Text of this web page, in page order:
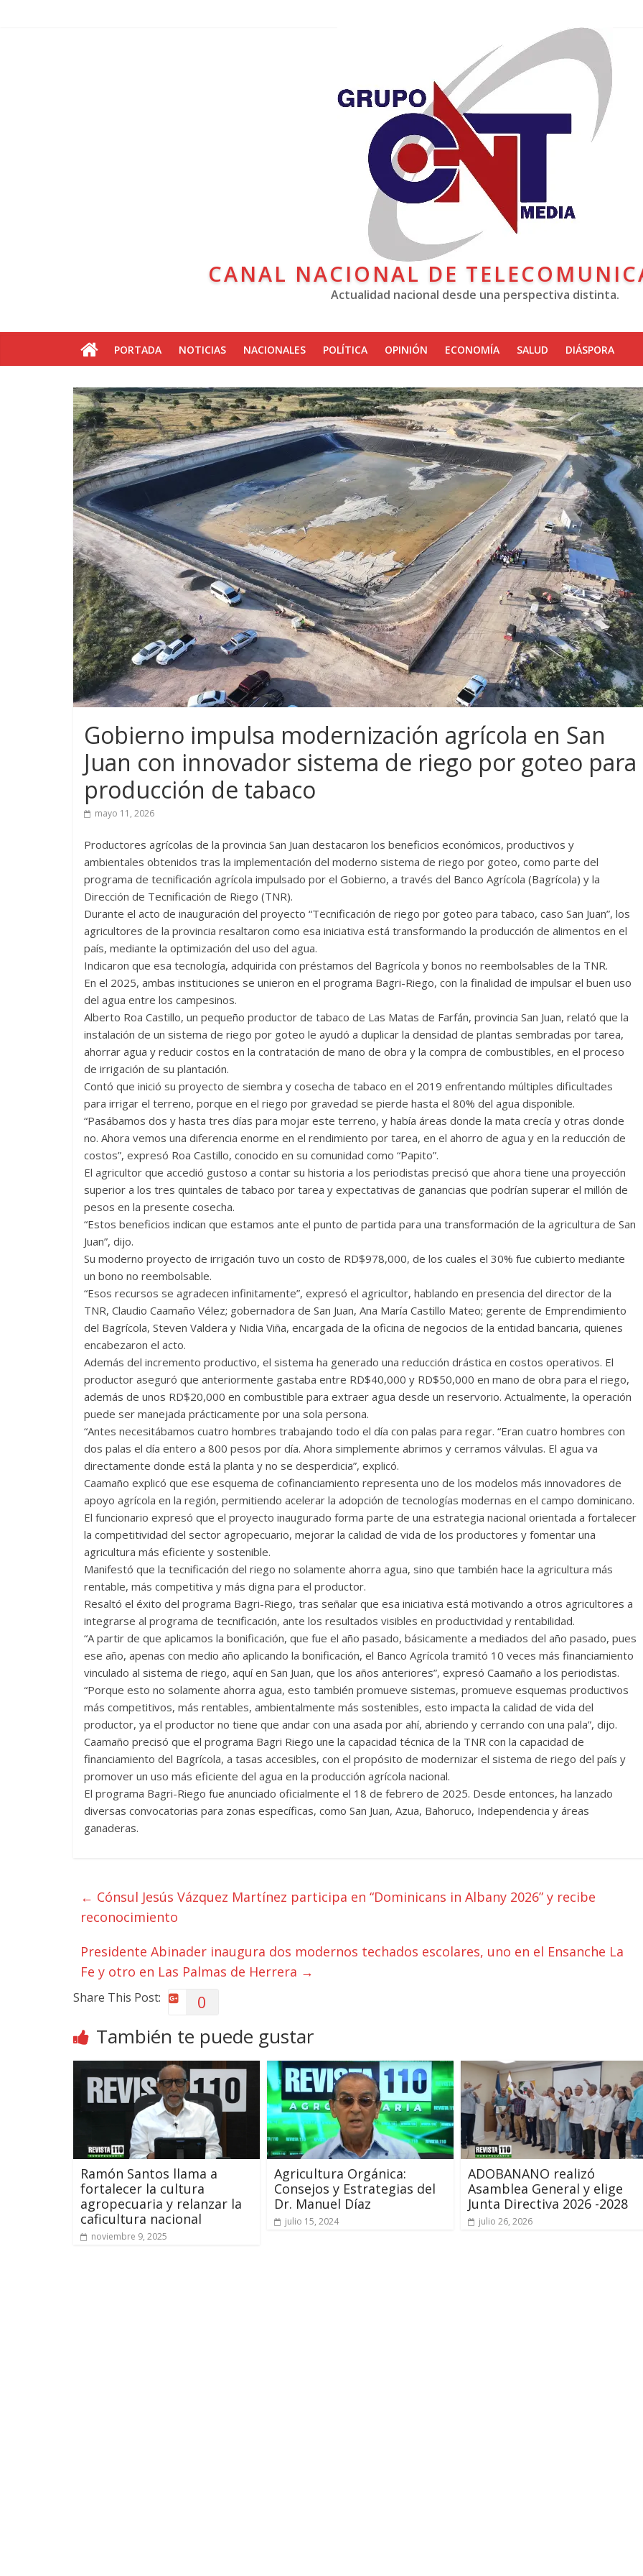
CANAL NACIONAL DE
Actualidad nacional desde una perspectiva distinta.
PORTADA NOTICIAS NACIONALES POLÍTICA OPINIÓN ECONOMÍA SALUD DIÁSPORA
Gobierno impulsa modernización agrícola en San
Juan con innovador sistema de riego por goteo para
producción de tabaco
mayo 11, 2026
Productores agrícolas de la provincia San Juan destacaron los beneficios económicos, productivos y
ambientales obtenidos tras la implementación del moderno sistema de riego por goteo, como parte del
programa de tecnificación agrícola impulsado por el Gobierno, a través del Banco Agrícola (Bagrícola) y la
Dirección de Tecnificación de Riego (TNR).
Durante el acto de inauguración del proyecto “Tecnificación de riego por goteo para tabaco, caso San Juan”, los
agricultores de la provincia resaltaron como esa iniciativa está transformando la producción de alimentos en el
país, mediante la optimización del uso del agua.
Indicaron que esa tecnología, adquirida con préstamos del Bagrícola y bonos no reembolsables de la TNR.
En el 2025, ambas instituciones se unieron en el programa Bagri-Riego, con la finalidad de impulsar el buen uso
del agua entre los campesinos.
Alberto Roa Castillo, un pequeño productor de tabaco de Las Matas de Farfán, provincia San Juan, relató que la
instalación de un sistema de riego por goteo le ayudó a duplicar la densidad de plantas sembradas por tarea,
ahorrar agua y reducir costos en la contratación de mano de obra y la compra de combustibles, en el proceso
de irrigación de su plantación.
Contó que inició su proyecto de siembra y cosecha de tabaco en el 2019 enfrentando múltiples dificultades
para irrigar el terreno, porque en el riego por gravedad se pierde hasta el 80% del agua disponible.
“Pasábamos dos y hasta tres días para mojar este terreno, y había áreas donde la mata crecía y otras donde
no. Ahora vemos una diferencia enorme en el rendimiento por tarea, en el ahorro de agua y en la reducción de
costos”, expresó Roa Castillo, conocido en su comunidad como “Papito”.
El agricultor que accedió gustoso a contar su historia a los periodistas precisó que ahora tiene una proyección
superior a los tres quintales de tabaco por tarea y expectativas de ganancias que podrían superar el millón de
pesos en la presente cosecha.
“Estos beneficios indican que estamos ante el punto de partida para una transformación de la agricultura de San
Juan”, dijo.
Su moderno proyecto de irrigación tuvo un costo de RD$978,000, de los cuales el 30% fue cubierto mediante
un bono no reembolsable.
“Esos recursos se agradecen infinitamente”, expresó el agricultor, hablando en presencia del director de la
TNR, Claudio Caamaño Vélez; gobernadora de San Juan, Ana María Castillo Mateo; gerente de Emprendimiento
del Bagrícola, Steven Valdera y Nidia Viña, encargada de la oficina de negocios de la entidad bancaria, quienes
encabezaron el acto.
Además del incremento productivo, el sistema ha generado una reducción drástica en costos operativos. El
productor aseguró que anteriormente gastaba entre RD$40,000 y RD$50,000 en mano de obra para el riego,
además de unos RD$20,000 en combustible para extraer agua desde un reservorio. Actualmente, la operación
puede ser manejada prácticamente por una sola persona.
“Antes necesitábamos cuatro hombres trabajando todo el día con palas para regar. “Eran cuatro hombres con
dos palas el día entero a 800 pesos por día. Ahora simplemente abrimos y cerramos válvulas. El agua va
directamente donde está la planta y no se desperdicia”, explicó.
Caamaño explicó que ese esquema de cofinanciamiento representa uno de los modelos más innovadores de
apoyo agrícola en la región, permitiendo acelerar la adopción de tecnologías modernas en el campo dominicano.
El funcionario expresó que el proyecto inaugurado forma parte de una estrategia nacional orientada a fortalecer
la competitividad del sector agropecuario, mejorar la calidad de vida de los productores y fomentar una
agricultura más eficiente y sostenible.
Manifestó que la tecnificación del riego no solamente ahorra agua, sino que también hace la agricultura más
rentable, más competitiva y más digna para el productor.
Resaltó el éxito del programa Bagri-Riego, tras señalar que esa iniciativa está motivando a otros agricultores a
integrarse al programa de tecnificación, ante los resultados visibles en productividad y rentabilidad.
“A partir de que aplicamos la bonificación, que fue el año pasado, básicamente a mediados del año pasado, pues
ese año, apenas con medio año aplicando la bonificación, el Banco Agrícola tramitó 10 veces más financiamiento
vinculado al sistema de riego, aquí en San Juan, que los años anteriores”, expresó Caamaño a los periodistas.
“Porque esto no solamente ahorra agua, esto también promueve sistemas, promueve esquemas productivos
más competitivos, más rentables, ambientalmente más sostenibles, esto impacta la calidad de vida del
productor, ya el productor no tiene que andar con una asada por ahí, abriendo y cerrando con una pala”, dijo.
Caamaño precisó que el programa Bagri Riego une la capacidad técnica de la TNR con la capacidad de
financiamiento del Bagrícola, a tasas accesibles, con el propósito de modernizar el sistema de riego del país y
promover un uso más eficiente del agua en la producción agrícola nacional.
El programa Bagri-Riego fue anunciado oficialmente el 18 de febrero de 2025. Desde entonces, ha lanzado
diversas convocatorias para zonas específicas, como San Juan, Azua, Bahoruco, Independencia y áreas
ganaderas.
← Cónsul Jesús Vázquez Martínez participa en “Dominicans in Albany 2026” y recibe
reconocimiento
Presidente Abinader inaugura dos modernos techados escolares, uno en el Ensanche La
Fe y otro en Las Palmas de Herrera →
Share This Post: 0
También te puede gustar
Ramón Santos llama a
fortalecer la cultura
agropecuaria y relanzar la
caficultura nacional
noviembre 9, 2025
Agricultura Orgánica:
Consejos y Estrategias del
Dr. Manuel Díaz
julio 15, 2024
ADOBANANO realizó
Asamblea General y elige
Junta Directiva 2026 -2028
julio 26, 2026